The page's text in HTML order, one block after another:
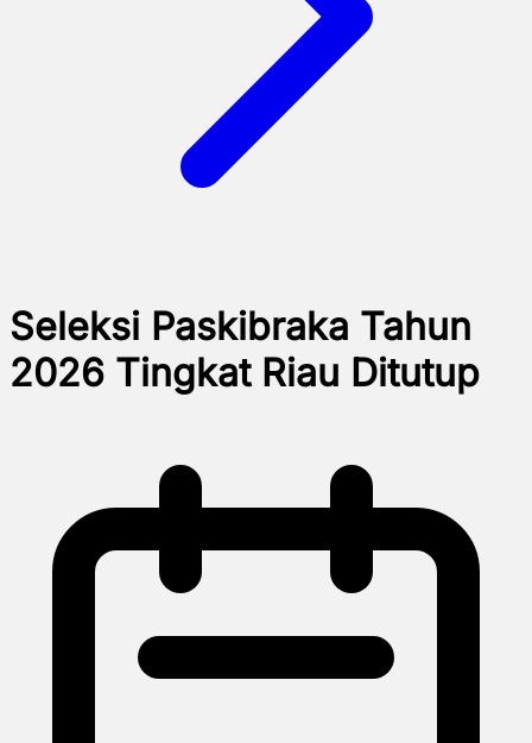
Seleksi Paskibraka Tahun
2026 Tingkat Riau Ditutup